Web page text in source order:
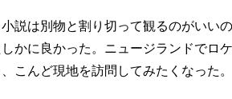
説は別物と割り切って観るのがいい
かに良かった。ニュージランドでロ
こんど現地を訪問してみたくなった。